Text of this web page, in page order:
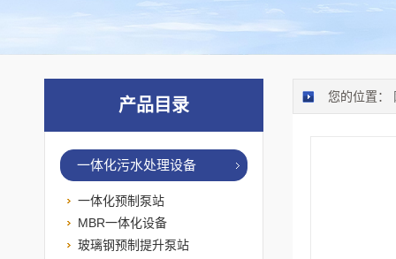
您的位置：
产品目录
一体化污水处理设备
一体化预制泵站
MBR一体化设备
玻璃钢预制提升泵站